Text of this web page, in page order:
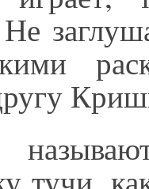
тучи,